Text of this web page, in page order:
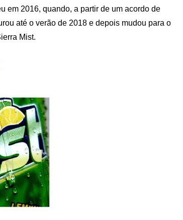
em 2016, quando, a partir de um acordo de
até o verão de 2018 e depois mudou para o
Mist.